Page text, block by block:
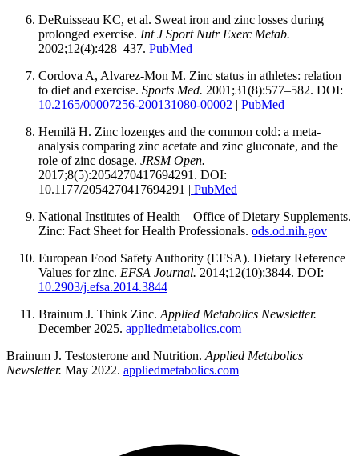
DeRuisseau KC, et al. Sweat iron and zinc losses during
prolonged exercise. Int J Sport Nutr Exerc Metab.
2002;12(4):428–437. PubMed
Cordova A, Alvarez-Mon M. Zinc status in athletes: relation
to diet and exercise. Sports Med. 2001;31(8):577–582. DOI:
10.2165/00007256-200131080-00002 | PubMed
Hemilä H. Zinc lozenges and the common cold: a meta-
analysis comparing zinc acetate and zinc gluconate, and the
role of zinc dosage. JRSM Open.
2017;8(5):2054270417694291. DOI:
10.1177/2054270417694291 | PubMed
National Institutes of Health – Office of Dietary Supplements.
Zinc: Fact Sheet for Health Professionals. ods.od.nih.gov
European Food Safety Authority (EFSA). Dietary Reference
Values for zinc. EFSA Journal. 2014;12(10):3844. DOI:
10.2903/j.efsa.2014.3844
Brainum J. Think Zinc. Applied Metabolics Newsletter.
December 2025. appliedmetabolics.com
Brainum J. Testosterone and Nutrition. Applied Metabolics
Newsletter. May 2022. appliedmetabolics.com